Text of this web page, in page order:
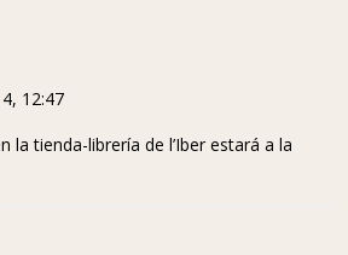
12:47
la tienda-librería de l’Iber estará a la